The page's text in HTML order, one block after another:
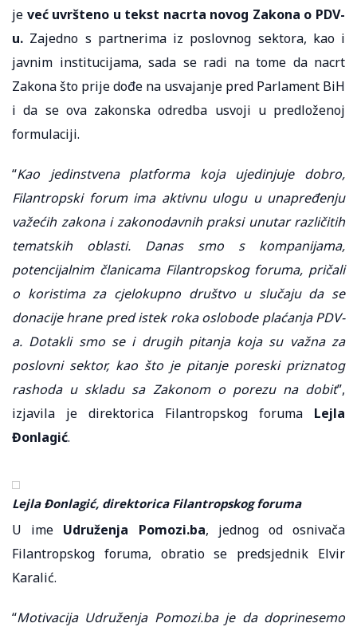
je već uvršteno u tekst nacrta novog Zakona o PDV-
u. Zajedno s partnerima iz poslovnog sektora, kao i
javnim institucijama, sada se radi na tome da nacrt
Zakona što prije dođe na usvajanje pred Parlament BiH
i da se ova zakonska odredba usvoji u predloženoj
formulaciji.
“Kao jedinstvena platforma koja ujedinjuje dobro,
Filantropski forum ima aktivnu ulogu u unapređenju
važećih zakona i zakonodavnih praksi unutar različitih
tematskih oblasti. Danas smo s kompanijama,
potencijalnim članicama Filantropskog foruma, pričali
o koristima za cjelokupno društvo u slučaju da se
donacije hrane pred istek roka oslobode plaćanja PDV-
a. Dotakli smo se i drugih pitanja koja su važna za
poslovni sektor, kao što je pitanje poreski priznatog
rashoda u skladu sa Zakonom o porezu na dobit”,
izjavila je direktorica Filantropskog foruma Lejla
Đonlagić.
Lejla Đonlagić, direktorica Filantropskog foruma
U ime Udruženja Pomozi.ba, jednog od osnivača
Filantropskog foruma, obratio se predsjednik Elvir
Karalić.
“Motivacija Udruženja Pomozi.ba je da doprinesemo